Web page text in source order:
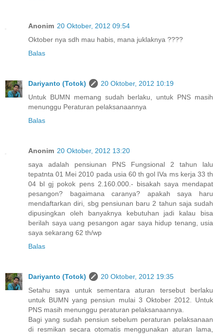
Anonim 20 Oktober, 2012 09:54
Oktober nya sdh mau habis, mana juklaknya ????
Balas
Dariyanto (Totok)
20 Oktober, 2012 10:19
Untuk BUMN memang sudah berlaku, untuk PNS masih
menunggu Peraturan pelaksanaannya
Balas
Anonim 20 Oktober, 2012 13:20
saya adalah pensiunan PNS Fungsional 2 tahun lalu
tepatnta 01 Mei 2010 pada usia 60 th gol IVa ms kerja 33 th
04 bl gj pokok pens 2.160.000.- bisakah saya mendapat
pesangon? bagaimana caranya? apakah saya haru
mendaftarkan diri, sbg pensiunan baru 2 tahun saja sudah
dipusingkan oleh banyaknya kebutuhan jadi kalau bisa
berilah saya uang pesangon agar saya hidup tenang, usia
saya sekarang 62 th/wp
Balas
Dariyanto (Totok)
20 Oktober, 2012 19:35
Setahu saya untuk sementara aturan tersebut berlaku
untuk BUMN yang pensiun mulai 3 Oktober 2012. Untuk
PNS masih menunggu peraturan pelaksanaannya.
Bagi yang sudah pensiun sebelum peraturan pelaksanaan
di resmikan secara otomatis menggunakan aturan lama,